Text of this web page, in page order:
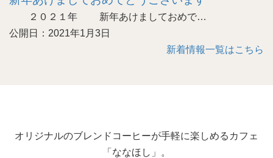
２０２１年 新年あけましておめで…
公開日：2021年1月3日
新着情報一覧はこちら
オリジナルのブレンドコーヒーが手軽に楽しめるカフェ
「ななほし」。